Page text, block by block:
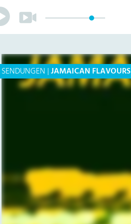
Play
Play
SENDUNGEN |JAMAICAN FLAVOURS